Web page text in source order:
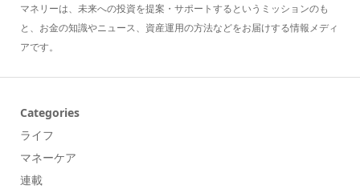
マネリーは、未来への投資を提案・サポートするというミッションのも
と、お金の知識やニュース、資産運用の方法などをお届けする情報メディ
アです。
Categories
ライフ
マネーケア
連載